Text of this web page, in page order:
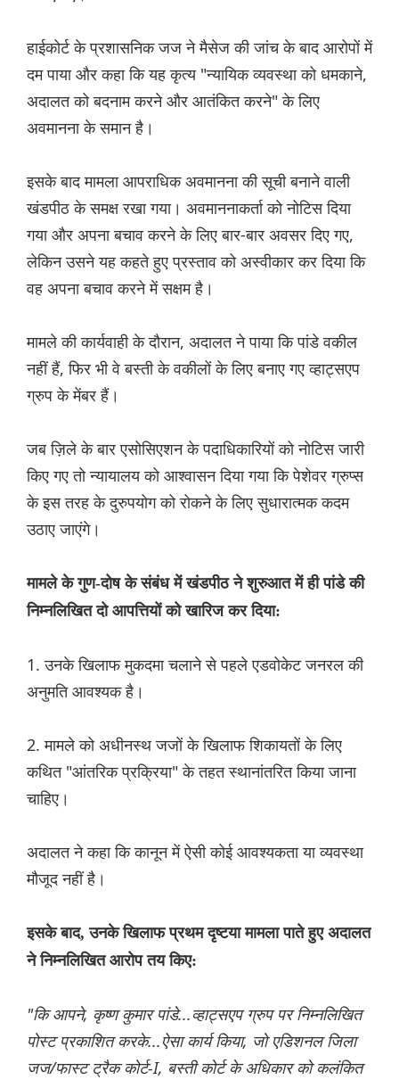
हाईकोर्ट के प्रशासनिक जज ने मैसेज की जांच के बाद आरोपों में
दम पाया और कहा कि यह कृत्य "न्यायिक व्यवस्था को धमकाने,
अदालत को बदनाम करने और आतंकित करने" के लिए
अवमानना ​​के समान है।
इसके बाद मामला आपराधिक अवमानना ​​की सूची बनाने वाली
खंडपीठ के समक्ष रखा गया। अवमाननाकर्ता को नोटिस दिया
गया और अपना बचाव करने के लिए बार-बार अवसर दिए गए,
लेकिन उसने यह कहते हुए प्रस्ताव को अस्वीकार कर दिया कि
वह अपना बचाव करने में सक्षम है।
मामले की कार्यवाही के दौरान, अदालत ने पाया कि पांडे वकील
नहीं हैं, फिर भी वे बस्ती के वकीलों के लिए बनाए गए व्हाट्सएप
ग्रुप के मेंबर हैं।
जब ज़िले के बार एसोसिएशन के पदाधिकारियों को नोटिस जारी
किए गए तो न्यायालय को आश्वासन दिया गया कि पेशेवर ग्रुप्स
के इस तरह के दुरुपयोग को रोकने के लिए सुधारात्मक कदम
उठाए जाएंगे।
मामले के गुण-दोष के संबंध में खंडपीठ ने शुरुआत में ही पांडे की
निम्नलिखित दो आपत्तियों को खारिज कर दिया:
1. उनके खिलाफ मुकदमा चलाने से पहले एडवोकेट जनरल की
अनुमति आवश्यक है।
2. मामले को अधीनस्थ जजों के खिलाफ शिकायतों के लिए
कथित "आंतरिक प्रक्रिया" के तहत स्थानांतरित किया जाना
चाहिए।
अदालत ने कहा कि कानून में ऐसी कोई आवश्यकता या व्यवस्था
मौजूद नहीं है।
इसके बाद, उनके खिलाफ प्रथम दृष्टया मामला पाते हुए अदालत
ने निम्नलिखित आरोप तय किए:
"कि आपने, कृष्ण कुमार पांडे...व्हाट्सएप ग्रुप पर निम्नलिखित
पोस्ट प्रकाशित करके...ऐसा कार्य किया, जो एडिशनल जिला
जज/फास्ट ट्रैक कोर्ट-I, बस्ती कोर्ट के अधिकार को कलंकित